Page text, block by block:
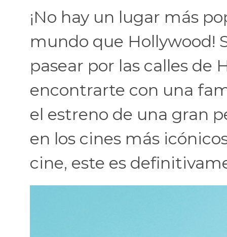
¡No hay un lugar más
mundo que Hollywood!
pasear por las calles de
encontrarte con una
el estreno de una gran
en los cines más
cine, este es